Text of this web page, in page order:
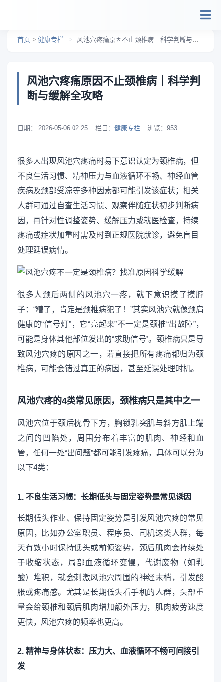
首页 > 健康专栏 > 风池穴疼痛原因不止颈椎病｜科学判断与缓解全攻略
风池穴疼痛原因不止颈椎病｜科学判
断与缓解全攻略
日期： 2026-05-06 02:25 栏目： 健康专栏 浏览： 953
很多人出现风池穴疼痛时易下意识认定为颈椎病，但
不良生活习惯、精神压力与血液循环不畅、神经血管
疾病及颈部受凉等多种因素都可能引发该症状；相关
人群可通过自查生活习惯、观察伴随症状初步判断病
因，再针对性调整姿势、缓解压力或就医检查，持续
疼痛或症状加重时需及时到正规医院就诊，避免盲目
处理延误病情。
很多人颈后两侧的风池穴一疼，就下意识摸了摸脖
子：“糟了，肯定是颈椎病犯了！”其实风池穴就像颈肩
健康的“信号灯”，它“亮起来”不一定是颈椎“出故障”，
可能是身体其他部位发出的“求助信号”。颈椎病只是导
致风池穴疼的原因之一，若直接把所有疼痛都归为颈
椎病，可能会错过真正的病因，甚至延误处理时机。
风池穴疼的4类常见原因，颈椎病只是其中之一
风池穴位于颈后枕骨下方，胸锁乳突肌与斜方肌上端
之间的凹陷处，周围分布着丰富的肌肉、神经和血
管，任何一处“出问题”都可能引发疼痛，具体可以分为
以下4类：
1. 不良生活习惯：长期低头与固定姿势是常见诱因
长期低头作业、保持固定姿势是引发风池穴疼的常见
原因，比如办公室职员、程序员、司机这类人群，每
天有数小时保持低头或前倾姿势，颈后肌肉会持续处
于收缩状态，局部血液循环变慢，代谢废物（如乳
酸）堆积，就会刺激风池穴周围的神经末梢，引发酸
胀或疼痛感。尤其是长期低头看手机的人群，头部重
量会给颈椎和颈后肌肉增加额外压力，肌肉疲劳速度
更快，风池穴疼的频率也更高。
2. 精神与身体状态：压力大、血液循环不畅可间接引
发